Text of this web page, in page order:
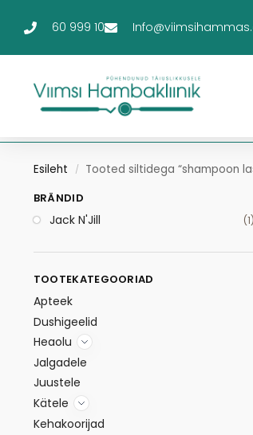
60 999 10
Esileht / Tooted siltidega “shampoon
BRÄNDID
Jack N'Jill (1)
TOOTEKATEGOORIAD
Apteek
Dushigeelid
Heaolu
Jalgadele
Juustele
Kätele
Kehakoorijad